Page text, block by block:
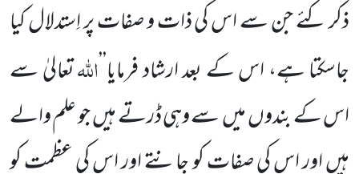
ذکر کئے جن سے اسکی ذات و صفات پر اِستدلال کیا
جاسکتا ہے، اس کے بعد ارشاد فرمایا’’اللہتعالیٰ سے
اس کے بندوںمیںسے وہی ڈرتےہیںجو علم والے
ہیں اور اس کی صفات کو جانتے اور اس کی عظمت کو